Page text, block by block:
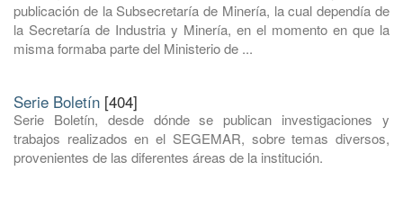
publicación de la Subsecretaría de Minería, la cual dependía de
la Secretaría de Industria y Minería, en el momento en que la
misma formaba parte del Ministerio de ...
Serie Boletín [404]
Serie Boletín, desde dónde se publican investigaciones y
trabajos realizados en el SEGEMAR, sobre temas diversos,
provenientes de las diferentes áreas de la institución.